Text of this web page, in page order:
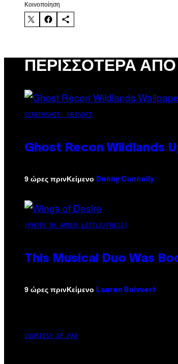
Kοινοποίηση
ΠΕΡΙΣΣΌΤΕΡΑ ΑΠΌ
SCREENSHOT: UBISOFT
Ghost Recon Wildlands
9 ώρες πρινΚείμενο Denny Connolly
(PHOTO BY AMBER LITTLE/PRESS)
This Musical Duo Was
9 ώρες πρινΚείμενο Lauren Boisvert
COURTESY OF PAX